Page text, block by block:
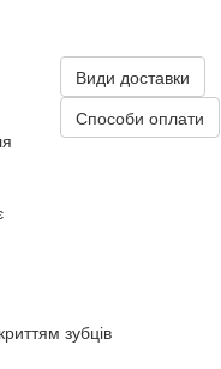
Види доставки
Способи оплати
зубців